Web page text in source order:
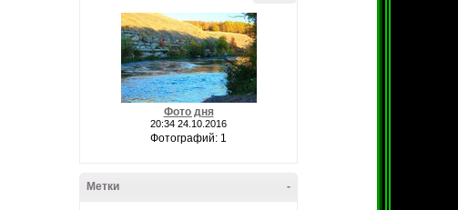
Фото дня
20:34 24.10.2016
Фотографий: 1
-
Метки